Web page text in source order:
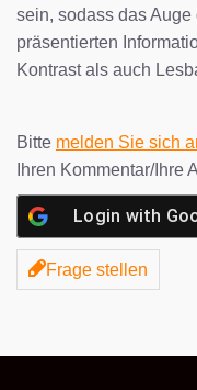
sein, sodass das
präsentierten
Kontrast als auch
Bitte melden Sie sich
Ihren Kommentar/Ihre
Login with
Frage stellen